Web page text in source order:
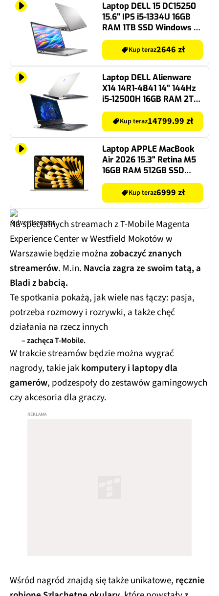
Laptop DELL 15 DC15250
15.6" IPS i5-1334U 16GB
RAM 1TB SSD Windows 11
Home
Kup teraz2646 zł
Laptop DELL Alienware
X14 14R1-4841 14" 144Hz
i5-12500H 16GB RAM 2TB
SSD GeForce RTX3050
Windows 11 Home
Kup teraz14799.99 zł
Laptop APPLE MacBook
Air 2026 15.3" Retina M5
16GB RAM 512GB SSD
macOS Księżycowa
poświataKup teraz6999 zł
Na specjalnych streamach z T-Mobile Magenta
Experience Center w Westfield Mokotów w
Warszawie będzie możnazobaczyć znanych
streamerów. M.in. Navcia zagra ze swoim tatą, a
Bladi z babcią.
Te spotkania pokażą, jak wiele nas łączy: pasja,
potrzeba rozmowy i rozrywki, a także chęć
działania na rzecz innych
– zachęca T-Mobile.
W trakcie streamów będzie można wygrać
nagrody, takie jakkomputery i laptopy dla
gamerów, podzespoły do zestawów gamingowych
czy akcesoria dla graczy.
Wśród nagród znajdą się także unikatowe, ręcznie